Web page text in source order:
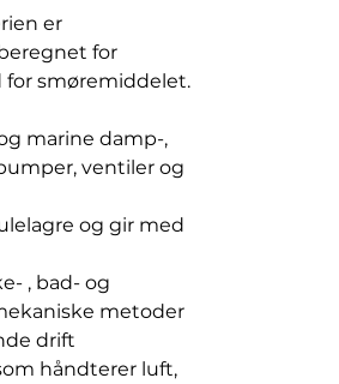
er
for
for smøremiddelet.
marine damp-,
ventiler og
og gir med
, bad- og
metoder
drift
håndterer luft,